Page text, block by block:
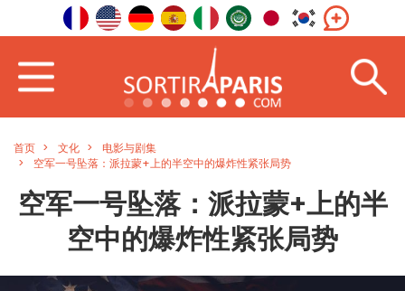
首页 文化
电影与剧集
空军一号坠落：派拉蒙+上的半空中的爆炸性紧张局势
空军一号坠落：派拉蒙+上的半
空中的爆炸性紧张局势